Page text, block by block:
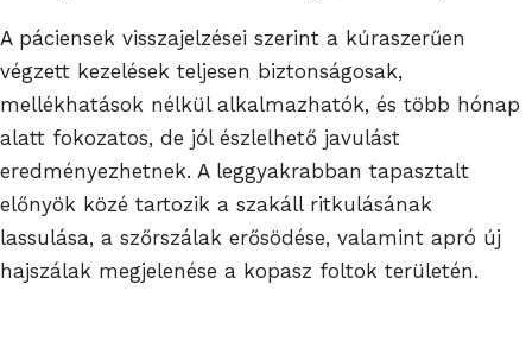
A páciensek visszajelzései szerint a kúraszerűen
végzett kezelések teljesen biztonságosak,
mellékhatások nélkül alkalmazhatók, és több hónap
alatt fokozatos, de jól észlelhető javulást
eredményezhetnek. A leggyakrabban tapasztalt
előnyök közé tartozik a szakáll ritkulásának
lassulása, a szőrszálak erősödése, valamint apró új
hajszálak megjelenése a kopasz foltok területén.